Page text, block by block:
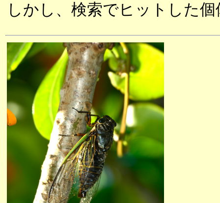
しかし、検索でヒットした